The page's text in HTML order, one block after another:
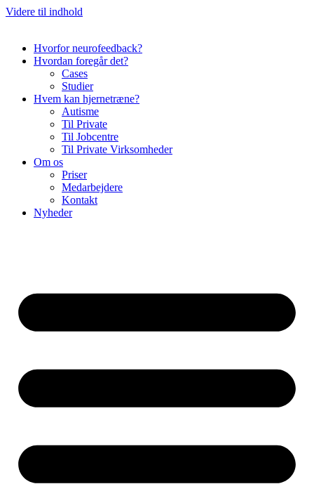
Videre til indhold
Hvorfor neurofeedback?
Hvordan foregår det?
Cases
Studier
Hvem kan hjernetræne?
Autisme
Til Private
Til Jobcentre
Til Private Virksomheder
Om os
Priser
Medarbejdere
Kontakt
Nyheder